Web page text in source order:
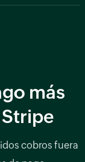
más
cobros fuera